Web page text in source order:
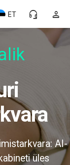
person
headset_mic
ET
AI-
üles